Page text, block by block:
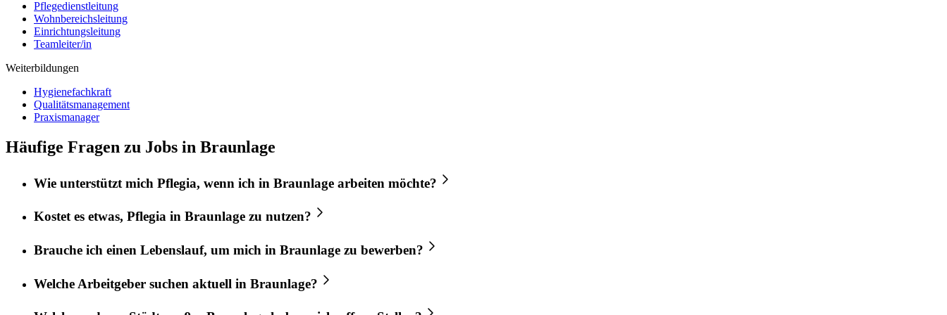
Pflegedienstleitung
Wohnbereichsleitung
Einrichtungsleitung
Teamleiter/in
Weiterbildungen
Hygienefachkraft
Qualitätsmanagement
Praxismanager
Häufige Fragen zu Jobs in Braunlage
Wie unterstützt mich Pflegia, wenn ich in Braunlage arbeiten möchte?
Kostet es etwas, Pflegia in Braunlage zu nutzen?
Brauche ich einen Lebenslauf, um mich in Braunlage zu bewerben?
Welche Arbeitgeber suchen aktuell in Braunlage?